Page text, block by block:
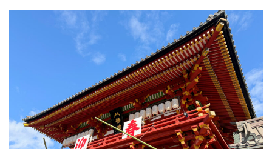
イベント情報
0120-800-108
営業時間／10：00〜19：00 定休日／水曜日
お問い合わせ